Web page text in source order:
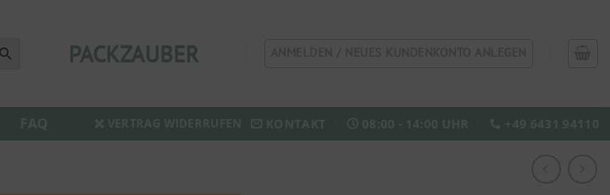
PACKZAUBER
FAQ VERTRAG WIDERRUFEN KONTAKT 08:00 - 14:00 UHR +49 6431 94110